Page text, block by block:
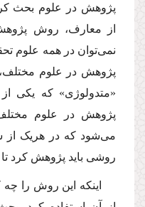
پژوهش در علوم بحث
از معارف، روش
نمی‌توان در همه علوم
پژوهش در علوم
«متدولوژی» که یکی
پژوهش در علوم
می‌شود که در هریک از
روشی باید پژوهش کرد
اینکه این روش را